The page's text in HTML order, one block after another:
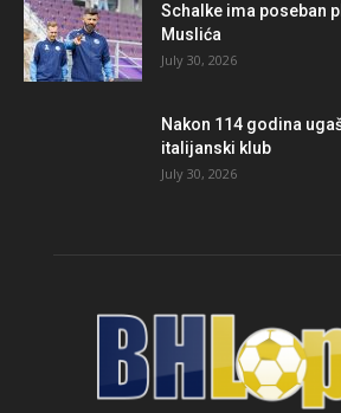
Schalke ima poseban
Muslića
July 30, 2026
Nakon 114 godina
italijanski klub
July 30, 2026